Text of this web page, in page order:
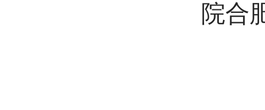
院合